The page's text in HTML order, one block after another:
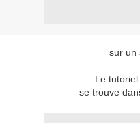
sur un
Le
se trouve